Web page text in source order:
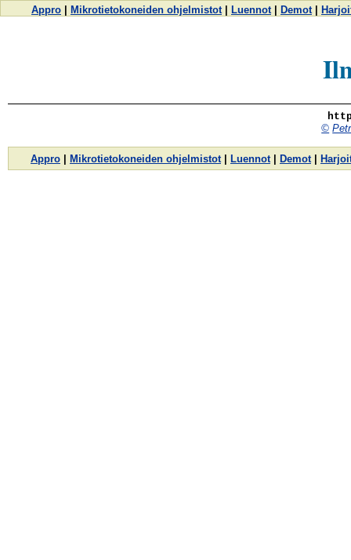
Appro Mikrotietokoneiden ohjelmistot| Luennot| Demot|
©
Appro Mikrotietokoneiden ohjelmistot Luennot Demot